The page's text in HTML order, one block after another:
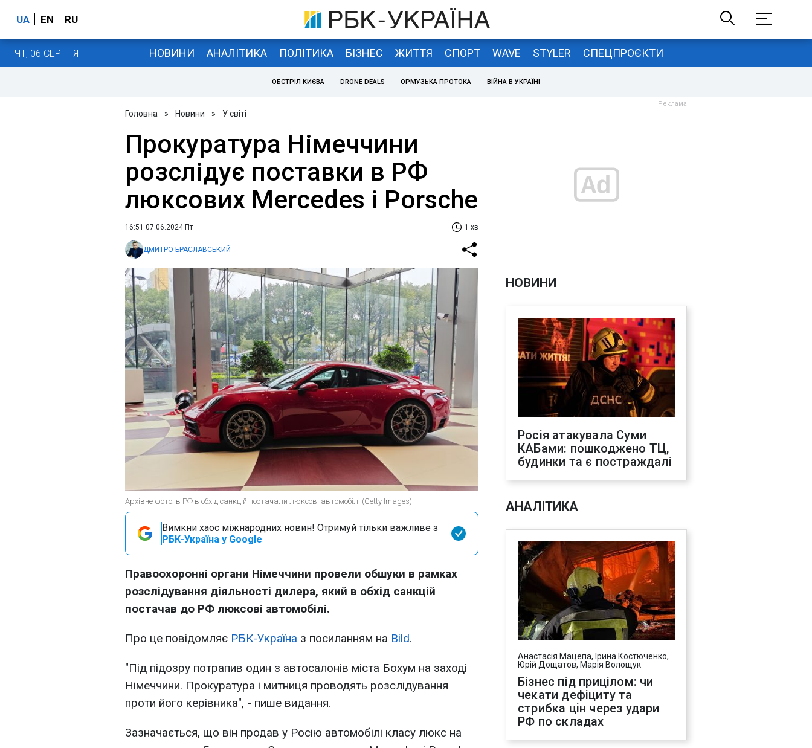
UA EN RU
ЧТ, 06 СЕРПНЯ НОВИНИ АНАЛІТИКА ПОЛІТИКА БІЗНЕС ЖИТТЯ СПОРТ WAVE STYLER СПЕЦПРОЄКТИ
ОБСТРІЛ КИЄВА DRONE DEALS ОРМУЗЬКА ПРОТОКА ВІЙНА В УКРАЇНІ
Головна » Новини » У світі
Прокуратура Німеччини
розслідує поставки в РФ
люксових Mercedes і Porsche
16:51 07.06.2024 Пт 1 хв
ДМИТРО БРАСЛАВСЬКИЙ
Архівне фото: в РФ в обхід санкцій постачали люксові автомобілі (Getty Images)
Вимкни хаос міжнародних новин! Отримуй тільки важливе з
РБК-Україна у Google
Правоохоронні органи Німеччини провели обшуки в рамках
розслідування діяльності дилера, який в обхід санкцій
постачав до РФ люксові автомобілі.
Про це повідомляє РБК-Україна з посиланням на Bild.
"Під підозру потрапив один з автосалонів міста Бохум на заході
Німеччини. Прокуратура і митниця проводять розслідування
проти його керівника", - пише видання.
Зазначається, що він продав у Росію автомобілі класу люкс на
НОВИНИ
Росія атакувала Суми
КАБами: пошкоджено ТЦ,
будинки та є постраждалі
АНАЛІТИКА
Анастасія Мацепа, Ірина Костюченко,
Юрій Дощатов, Марія Волощук
Бізнес під прицілом: чи
чекати дефіциту та
стрибка цін через удари
РФ по складах